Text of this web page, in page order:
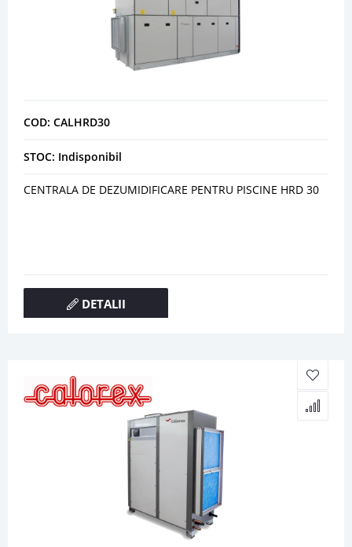
COD: CALHRD30
STOC: Indisponibil
CENTRALA DE DEZUMIDIFICARE PENTRU PISCINE HRD 30
DETALII